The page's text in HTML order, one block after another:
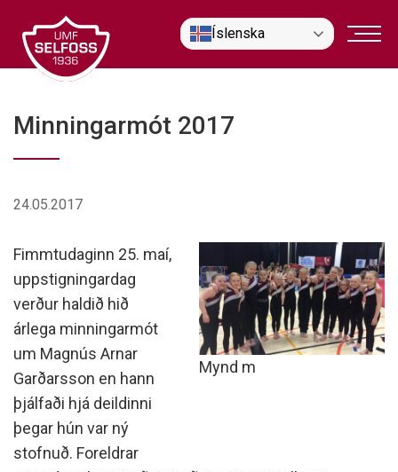
efni
Íslenska
Minningarmót 2017
24.05.2017
Mynd m
Fimmtudaginn 25. maí,
uppstigningardag
verður haldið hið
árlega minningarmót
um Magnús Arnar
Garðarsson en hann
þjálfaði hjá deildinni
þegar hún var ný
stofnuð. Foreldrar